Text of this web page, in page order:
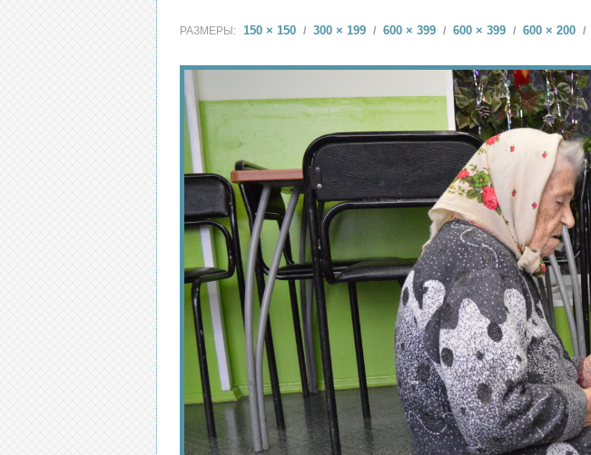
РАЗМЕРЫ: 150 × 150 / 300 × 199 / 600 × 399 / 600 × 399 / 600 × 200 /